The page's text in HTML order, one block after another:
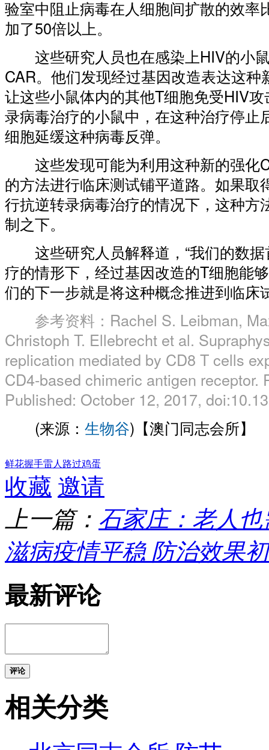
验室中阻止病毒在人细胞间扩散的效率
加了50倍以上。
这些研究人员也在感染上HIV的小
CAR。他们发现经过基因改造表达这
让这些小鼠体内的其他T细胞免受HIV
录病毒治疗的小鼠中，在这种治疗停止
细胞延缓这种病毒反弹。
这些发现可能为利用这种新的强化
的方法进行临床测试铺平道路。如果取
行抗逆转录病毒治疗的情况下，这种方
制之下。
这些研究人员解释道，“我们的数据
疗的情形下，经过基因改造的T细胞能
们的下一步就是将这种概念推进到临床
参考资料：Rachel S. Leibman,
Christoph T. Ellebrecht et al.
replication mediated by CD8 T cells
CD4-based chimeric antigen receptor.
Published: October 12, 2017,
(来源： 生物谷)【澳门同志会所】
鲜花握手雷人 路过鸡蛋
收藏 邀请
上一篇： 石家庄：老人
滋病疫情平稳 防治效果
最新评论
评论
相关分类